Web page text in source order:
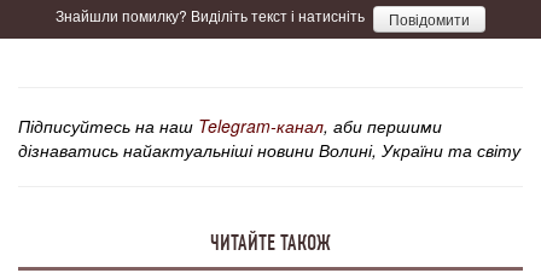
Знайшли помилку? Виділіть текст і натисніть Повідомити
Підписуйтесь на наш Telegram-канал, аби першими
дізнаватись найактуальніші новини Волині, України та світу
ЧИТАЙТЕ ТАКОЖ